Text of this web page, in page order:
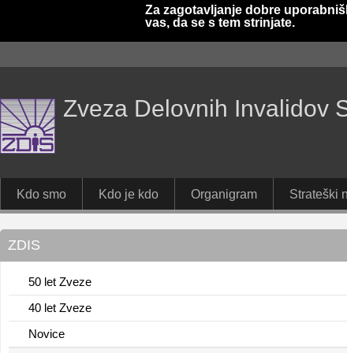
Za zagotavljanje dobre
vas, da se s tem strinjate.
Zveza Delovnih Invalidov
Kdo smo Kdo je kdo Organigram Strateški
ZDIS
50 let Zveze
40 let Zveze
Novice